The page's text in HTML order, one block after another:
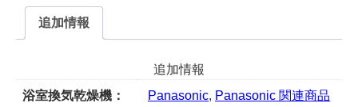
本
個
追加情報
追加情報
浴室換気乾燥機：
Panasonic, Panasonic 関連商品